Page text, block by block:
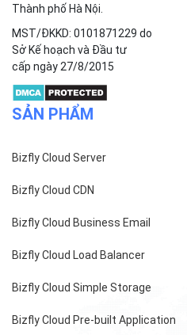
Thành phố Hà Nội.
MST/ĐKKD: 0101871229 do
Sở Kế hoạch và Đầu tư
cấp ngày 27/8/2015
SẢN PHẨM
Bizfly Cloud Server
Bizfly Cloud CDN
Bizfly Cloud Business Email
Bizfly Cloud Load Balancer
Bizfly Cloud Simple Storage
Bizfly Cloud Pre-built Application